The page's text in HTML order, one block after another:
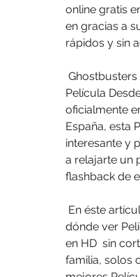
online gratis
en gracias a
rápidos y sin
Película
oficialmente
España, esta
interesante y
a relajarte un
flashback de
dónde ver
en HD  sin
familia, solos